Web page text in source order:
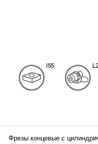
Фрезы концевые с